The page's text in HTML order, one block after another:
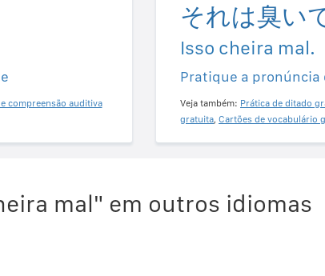
compreensão auditiva
それは臭い
Isso cheira mal.
Pratique a pronúncia
Veja também: Prática de ditado
gratuita, Cartões de vocabulário
mal" em outros idiomas